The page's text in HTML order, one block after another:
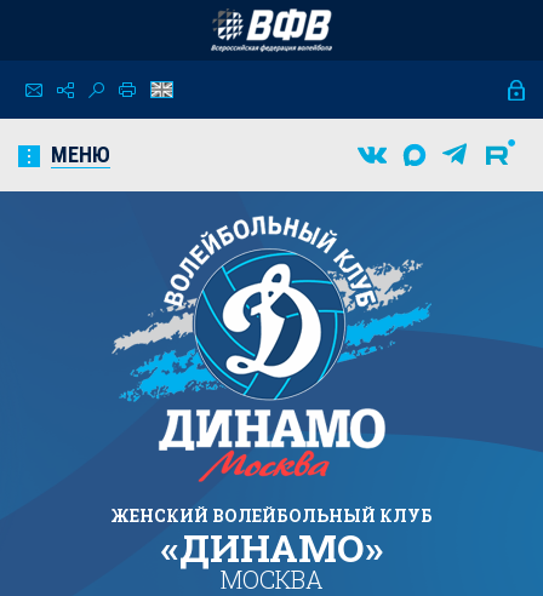
МЕНЮ
ЖЕНСКИЙ ВОЛЕЙБОЛЬНЫЙ КЛУБ
«ДИНАМО»
МОСКВА